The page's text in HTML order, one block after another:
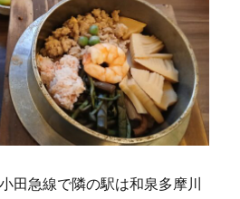
急線で隣の駅は和泉多摩川